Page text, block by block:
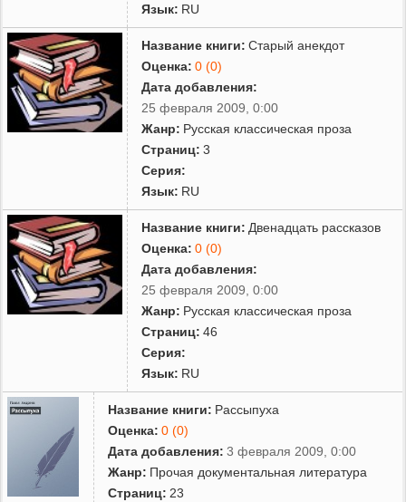
Язык: RU
Название книги: Старый анекдот
Оценка: 0 (0)
Дата добавления:
25 февраля 2009, 0:00
Жанр: Русская классическая проза
Страниц: 3
Серия:
Язык: RU
Название книги: Двенадцать рассказов
Оценка: 0 (0)
Дата добавления:
25 февраля 2009, 0:00
Жанр: Русская классическая проза
Страниц: 46
Серия:
Язык: RU
Название книги: Рассыпуха
Оценка: 0 (0)
Дата добавления: 3 февраля 2009, 0:00
Жанр: Прочая документальная литература
Страниц: 23